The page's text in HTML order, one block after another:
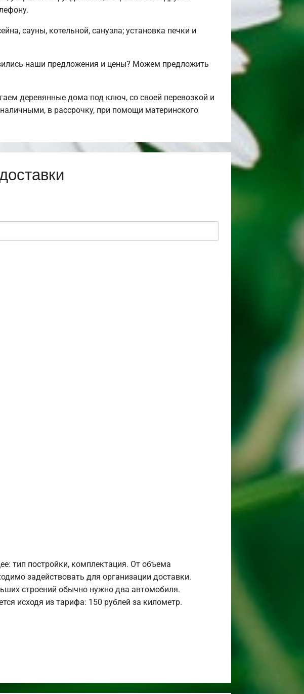
сауны, котельной, санузла; установка печки и
наши предложения и цены? Можем предложить
деревянные дома под ключ, со своей перевозкой и
в рассрочку, при помощи материнского
тип постройки, комплектация. От объема
задействовать для организации доставки.
строений обычно нужно два автомобиля.
исходя из тарифа: 150 рублей за километр.